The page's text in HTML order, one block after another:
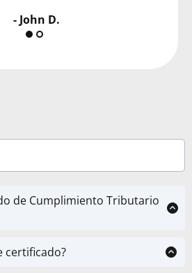
- John D.
de Cumplimiento Tributario
obligaciones tributarias en
su sostenibilidad fiscal y
certificado?